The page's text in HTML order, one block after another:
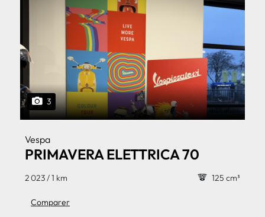
3
Vespa
PRIMAVERA ELETTRICA 70
2 023 / 1 km 125 cm³
Comparer